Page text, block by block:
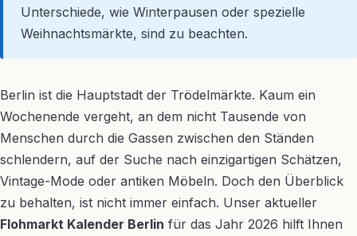
Unterschiede, wie Winterpausen oder spezielle
Weihnachtsmärkte, sind zu beachten.
Berlin ist die Hauptstadt der Trödelmärkte. Kaum ein
Wochenende vergeht, an dem nicht Tausende von
Menschen durch die Gassen zwischen den Ständen
schlendern, auf der Suche nach einzigartigen Schätzen,
Vintage-Mode oder antiken Möbeln. Doch den Überblick
zu behalten, ist nicht immer einfach. Unser aktueller
Flohmarkt Kalender Berlin für das Jahr 2026 hilft Ihnen